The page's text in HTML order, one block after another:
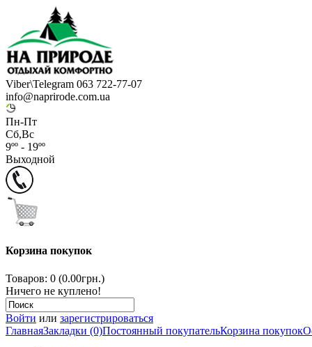
Viber\Telegram 063 722-77-07
info@naprirode.com.ua
Пн-Пт
Сб,Вс
9ºº - 19ºº
Выходной
Корзина покупок
Товаров: 0 (0.00грн.)
Ничего не куплено!
Войти или зарегистрироваться
ГлавнаяЗакладки (0)Постоянный покупательКорзина покупок